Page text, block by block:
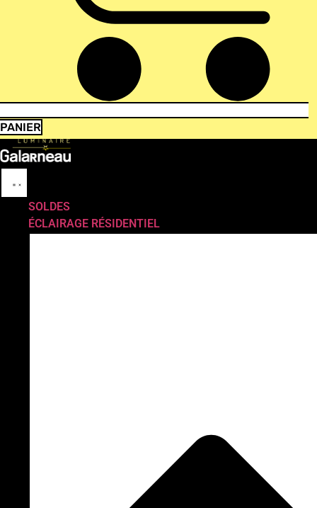
PANIER
SOLDES
ÉCLAIRAGE RÉSIDENTIEL